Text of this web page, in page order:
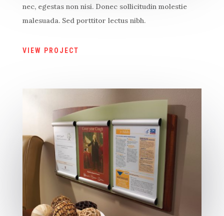
nec, egestas non nisi. Donec sollicitudin molestie
malesuada. Sed porttitor lectus nibh.
VIEW PROJECT